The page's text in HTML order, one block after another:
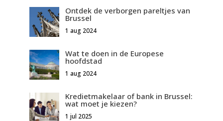
Ontdek de verborgen pareltjes van
Brussel
1 aug 2024
Wat te doen in de Europese
hoofdstad
1 aug 2024
Kredietmakelaar of bank in Brussel:
wat moet je kiezen?
1 jul 2025